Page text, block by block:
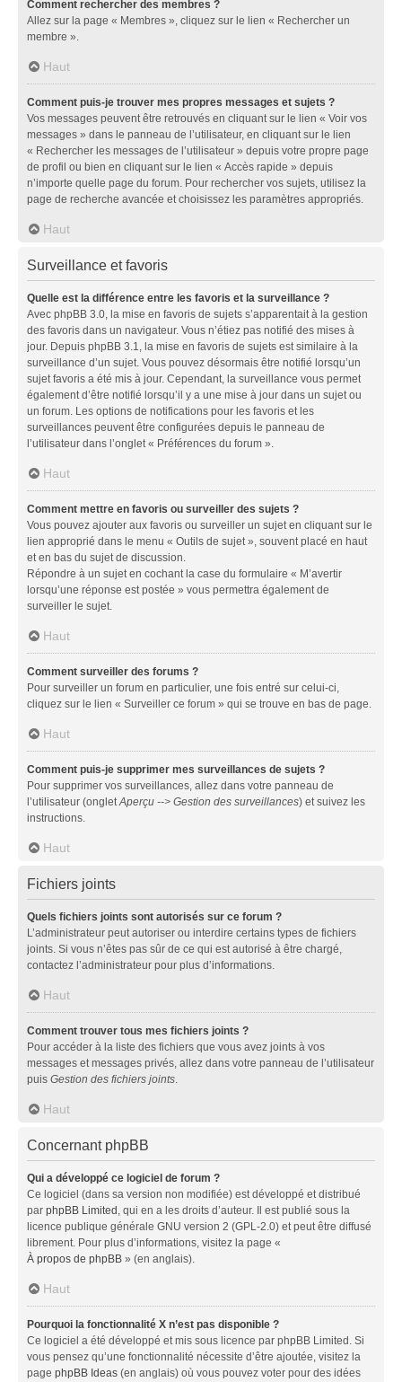
Comment rechercher des membres ?
Allez sur la page « Membres », cliquez sur le lien « Rechercher un
membre ».
Haut
Comment puis-je trouver mes propres messages et sujets ?
Vos messages peuvent être retrouvés en cliquant sur le lien « Voir vos
messages » dans le panneau de l’utilisateur, en cliquant sur le lien
« Rechercher les messages de l’utilisateur » depuis votre propre page
de profil ou bien en cliquant sur le lien « Accès rapide » depuis
n’importe quelle page du forum. Pour rechercher vos sujets, utilisez la
page de recherche avancée et choisissez les paramètres appropriés.
Haut
Surveillance et favoris
Quelle est la différence entre les favoris et la surveillance ?
Avec phpBB 3.0, la mise en favoris de sujets s’apparentait à la gestion
des favoris dans un navigateur. Vous n’étiez pas notifié des mises à
jour. Depuis phpBB 3.1, la mise en favoris de sujets est similaire à la
surveillance d’un sujet. Vous pouvez désormais être notifié lorsqu’un
sujet favoris a été mis à jour. Cependant, la surveillance vous permet
également d’être notifié lorsqu’il y a une mise à jour dans un sujet ou
un forum. Les options de notifications pour les favoris et les
surveillances peuvent être configurées depuis le panneau de
l’utilisateur dans l’onglet « Préférences du forum ».
Haut
Comment mettre en favoris ou surveiller des sujets ?
Vous pouvez ajouter aux favoris ou surveiller un sujet en cliquant sur le
lien approprié dans le menu « Outils de sujet », souvent placé en haut
et en bas du sujet de discussion.
Répondre à un sujet en cochant la case du formulaire « M’avertir
lorsqu’une réponse est postée » vous permettra également de
surveiller le sujet.
Haut
Comment surveiller des forums ?
Pour surveiller un forum en particulier, une fois entré sur celui-ci,
cliquez sur le lien « Surveiller ce forum » qui se trouve en bas de page.
Haut
Comment puis-je supprimer mes surveillances de sujets ?
Pour supprimer vos surveillances, allez dans votre panneau de
l’utilisateur (ongletAperçu --> Gestion des surveillances) et suivez les
instructions.
Haut
Fichiers joints
Quels fichiers joints sont autorisés sur ce forum ?
L’administrateur peut autoriser ou interdire certains types de fichiers
joints. Si vous n’êtes pas sûr de ce qui est autorisé à être chargé,
contactez l’administrateur pour plus d’informations.
Haut
Comment trouver tous mes fichiers joints ?
Pour accéder à la liste des fichiers que vous avez joints à vos
messages et messages privés, allez dans votre panneau de l’utilisateur
puis Gestion des fichiers joints.
Haut
Concernant phpBB
Qui a développé ce logiciel de forum ?
Ce logiciel (dans sa version non modifiée) est développé et distribué
par phpBB Limited, qui en a les droits d’auteur. Il est publié sous la
licence publique générale GNU version 2 (GPL-2.0) et peut être diffusé
librement. Pour plus d’informations, visitez la page «
À propos de phpBB » (en anglais).
Haut
Pourquoi la fonctionnalité X n’est pas disponible ?
Ce logiciel a été développé et mis sous licence par phpBB Limited. Si
vous pensez qu’une fonctionnalité nécessite d’être ajoutée, visitez la
page phpBB Ideas (en anglais) où vous pouvez voter pour des idées